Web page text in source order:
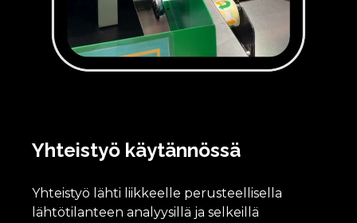
Yhteistyö käytännössä
Yhteistyö lähti liikkeelle perusteellisella
lähtötilanteen analyysillä ja selkeillä